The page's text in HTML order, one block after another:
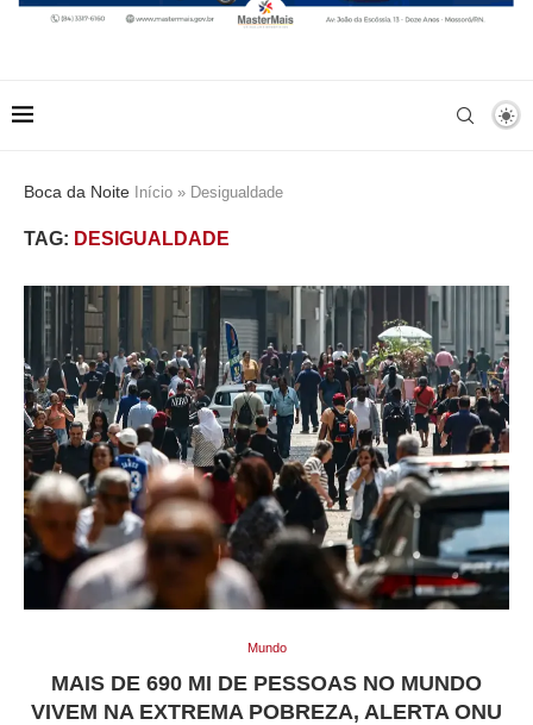
Boca da Noite Início » Desigualdade
TAG: DESIGUALDADE
Mundo
MAIS DE 690 MI DE PESSOAS NO MUNDO
VIVEM NA EXTREMA POBREZA, ALERTA ONU